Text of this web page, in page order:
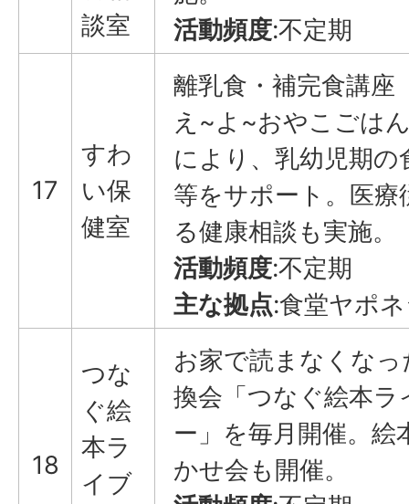
談室
活動頻度:不定期
17
すわ
い保
健室
離乳食・補完食講座
え~よ~おやこごは
により、乳幼児期の
等をサポート。医療
る健康相談も実施。
活動頻度:不定期
主な拠点:食堂ヤポ
18
つな
ぐ絵
本ラ
イブ
お家で読まなくな
換会「つなぐ絵本ラ
ー」を毎月開催。絵
かせ会も開催。